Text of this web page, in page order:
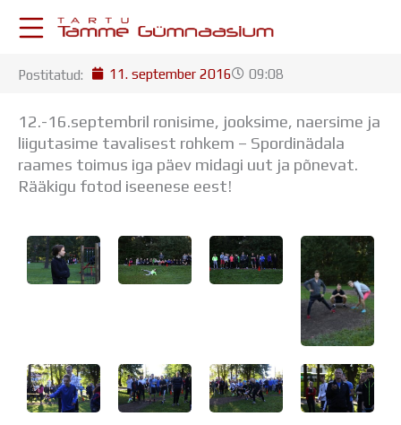
KESKKONNAD
Postkast
Drive
Tamme TV
Koorilaul
ÕPPETÖÖ
Tunniplaan
Huviringid
Õpilastööd (UPT)
Distantsõpe
Postitatud: 11. september 2016 09:08
12.-16.septembril ronisime, jooksime, naersime ja
liigutasime tavalisest rohkem – Spordinädala
raames toimus iga päev midagi uut ja põnevat.
Rääkigu fotod iseenese eest!